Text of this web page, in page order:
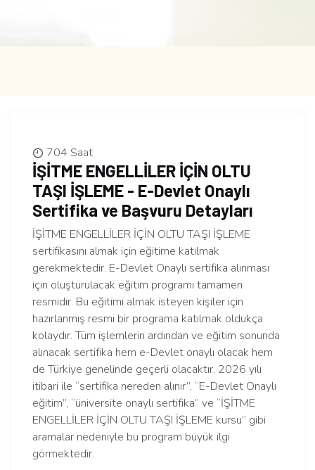
704 Saat
İŞİTME ENGELLİLER İÇİN OLTU
TAŞI İŞLEME - E-Devlet Onaylı
Sertifika ve Başvuru Detayları
İŞİTME ENGELLİLER İÇİN OLTU TAŞI İŞLEME
sertifikasını almak için eğitime katılmak
gerekmektedir. E-Devlet Onaylı sertifika alınması
için oluşturulacak eğitim programı tamamen
resmidir. Bu eğitimi almak isteyen kişiler için
hazırlanmış resmi bir programa katılmak oldukça
kolaydır. Tüm işlemlerin ardından ve eğitim sonunda
alınacak sertifika hem e-Devlet onaylı olacak hem
de Türkiye genelinde geçerli olacaktır. 2026 yılı
itibari ile “sertifika nereden alınır”, “E-Devlet Onaylı
eğitim”, “üniversite onaylı sertifika” ve “İŞİTME
ENGELLİLER İÇİN OLTU TAŞI İŞLEME kursu” gibi
aramalar nedeniyle bu program büyük ilgi
görmektedir.